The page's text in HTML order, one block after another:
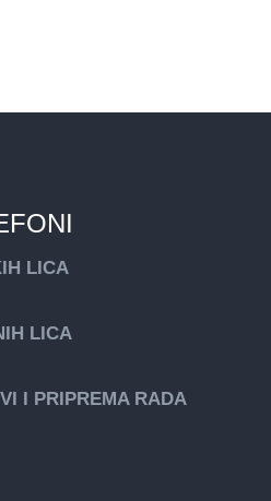
LICA
LICA
I PRIPREMA RADA